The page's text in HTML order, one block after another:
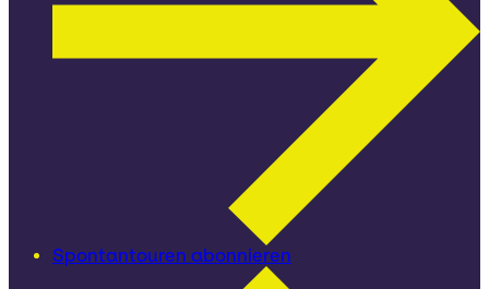
Spontantouren abonnieren